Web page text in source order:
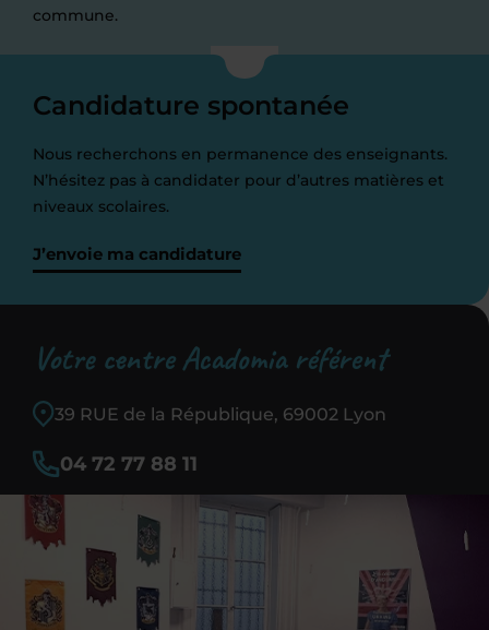
commune.
Candidature spontanée
Nous recherchons en permanence des enseignants.
N’hésitez pas à candidater pour d’autres matières et
niveaux scolaires.
J’envoie ma candidature
Votre centre Acadomia référent
39 RUE de la République, 69002 Lyon
04 72 77 88 11